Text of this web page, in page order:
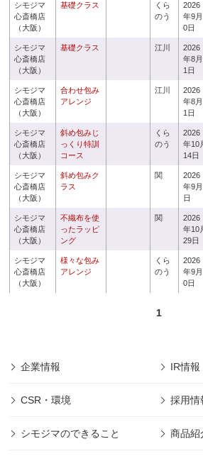
シモジマ
心斎橋店
（大阪）
基礎クラス
くら
のう
2026
年9
0日
シモジマ
心斎橋店
（大阪）
基礎クラス 江川
2026
年8
1日
シモジマ
心斎橋店
（大阪）
合わせ包み
アレンジ
江川
2026
年8
1日
シモジマ
心斎橋店
（大阪）
斜め包みじ
っくり特訓
コース
くら
のう
2026
年10
14日
シモジマ
心斎橋店
（大阪）
斜め包みク
ラス
関
2026
年9
日
シモジマ
心斎橋店
（大阪）
不織布を使
ったラッピ
ング
関
2026
年10
29日
シモジマ
心斎橋店
（大阪）
様々な包み
アレンジ
くら
のう
2026
年9
0日
1
企業情報 IR情報
CSR・環境 採用情
シモジマのできること 商品紹